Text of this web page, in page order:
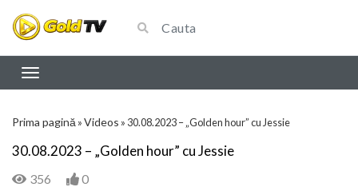
Prima pagină »Videos » 30.08.2023 – „Golden hour” cu Jessie
30.08.2023 – „Golden hour” cu Jessie
356 0